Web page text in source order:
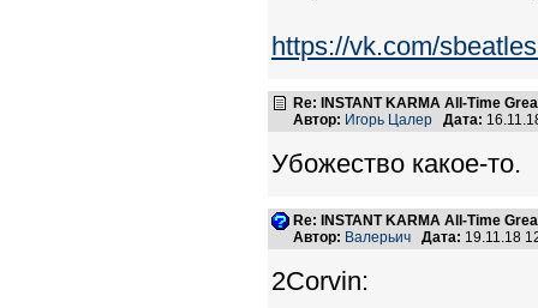
https://vk.com/
Re: INSTANT KARMA All-Time
Автор: Игорь Цалер Дата:
Убожество какое-то.
Re: INSTANT KARMA All-Time
Автор: Валерьич Дата: 19.11.18
2Corvin: